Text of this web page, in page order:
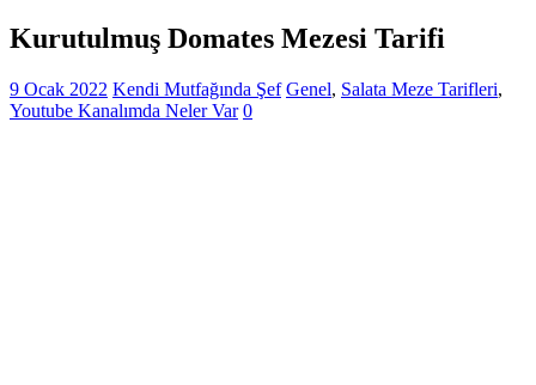
Kurutulmuş Domates Mezesi Tarifi
9 Ocak 2022 Kendi Mutfağında Şef Genel, Salata Meze Tarifleri,
Youtube Kanalımda Neler Var 0